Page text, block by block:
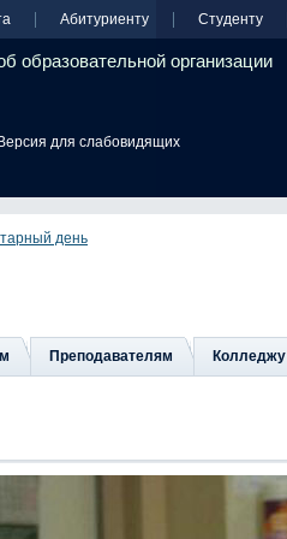
Абитуриенту Студенту
образовательной организации
Версия для слабовидящих
день
Преподавателям Колледжу